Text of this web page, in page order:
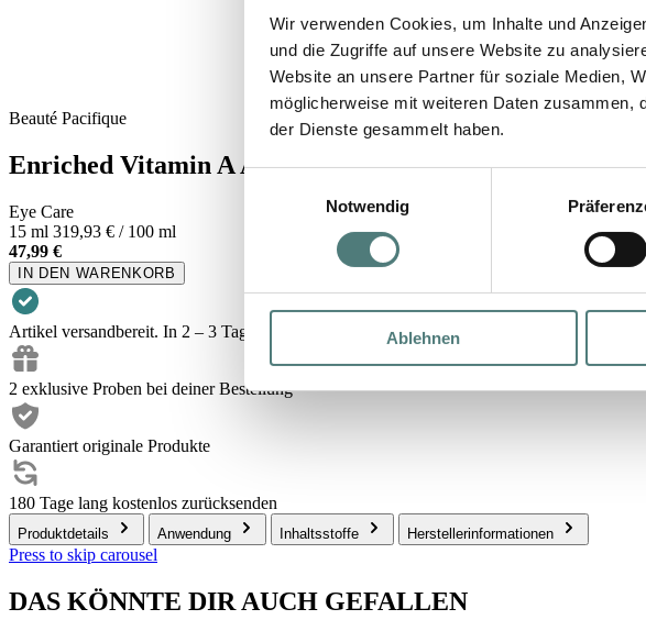
Wir verwenden Cookies, um Inhalte und
und die Zugriffe auf unsere Website zu
Website an unsere Partner für soziale Medien,
möglicherweise mit weiteren Daten zusammen,
der Dienste gesammelt haben.
Einwilligungsauswahl
Notwendig
Ablehnen
Beauté Pacifique
Enriched Vitamin A Anti-Wrinkle Eye Creme
Eye Care
15 ml 319,93 € / 100 ml
47,99 €
IN DEN WARENKORB
Artikel versandbereit. In 2 – 3 Tagen bei dir.
2 exklusive Proben bei deiner Bestellung
Garantiert originale Produkte
180 Tage lang kostenlos zurücksenden
Produktdetails Anwendung Inhaltsstoffe Herstellerinformationen
Press to skip carousel
DAS KÖNNTE DIR AUCH GEFALLEN